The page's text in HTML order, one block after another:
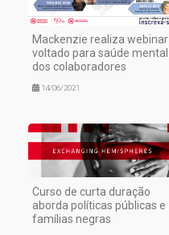
Mackenzie realiza webinar
voltado para saúde mental
dos colaboradores
14/06/2021
Curso de curta duração
aborda políticas públicas e
famílias negras